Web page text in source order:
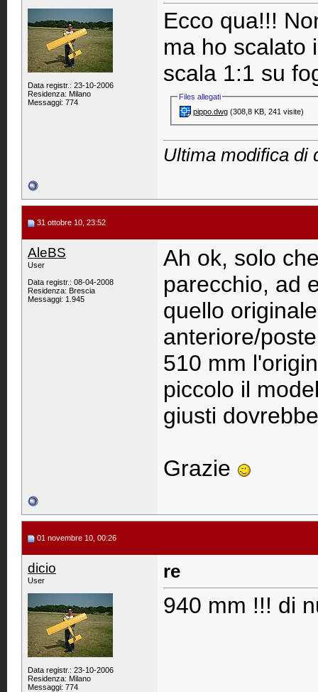
Data registr.: 23-10-2006
Residenza: Milano
Messaggi: 774
Ecco qua!!!
ma ho scalato
scala 1:1 su
Files allegati
pippo.dwg‎ (308,8 KB, 241 visite)
Ultima modifica di
31 ottobre 10, 23:52
AleBS
User
Data registr.: 08-04-2008
Residenza: Brescia
Messaggi: 1.945
Ah ok, solo
parecchio, ad
quello
anteriore/
510 mm
piccolo il
giusti
Grazie
01 novembre 10, 00:26
dicio
User
Data registr.: 23-10-2006
Residenza: Milano
Messaggi: 774
re
940 mm !!! di